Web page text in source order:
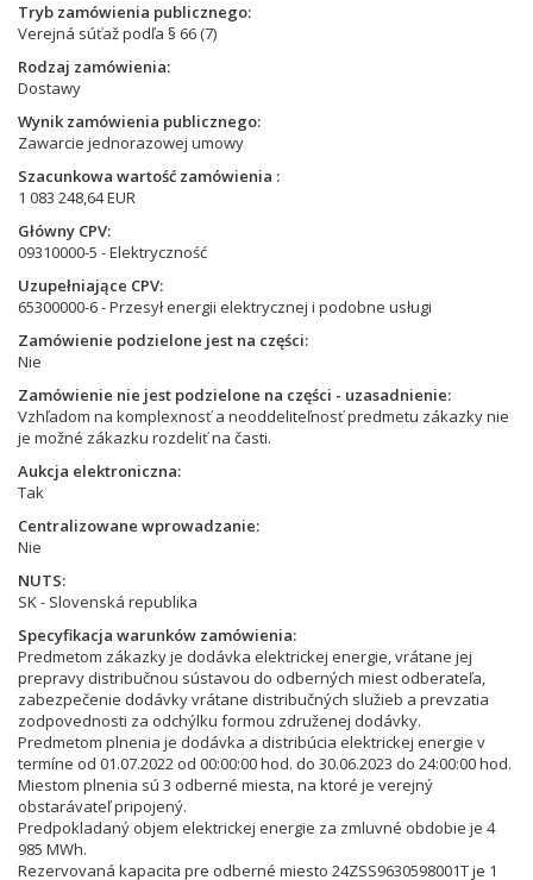
Tryb zamówienia publicznego
Verejná súťaž podľa § 66 (7)
Rodzaj zamówienia
Dostawy
Wynik zamówienia publicznego
Zawarcie jednorazowej umowy
Szacunkowa wartość zamówienia
1 083 248,64 EUR
Główny CPV
09310000-5 - Elektryczność
Uzupełniające CPV
65300000-6 - Przesył energii elektrycznej i podobne usługi
Zamówienie podzielone jest na części
Nie
Zamówienie nie jest podzielone na części - uzasadnienie
Vzhľadom na komplexnosť a neoddeliteľnosť predmetu zákazky nie
je možné zákazku rozdeliť na časti.
Aukcja elektroniczna
Tak
Centralizowane wprowadzanie
Nie
NUTS
SK - Slovenská republika
Specyfikacja warunków zamówienia
Predmetom zákazky je dodávka elektrickej energie, vrátane jej
prepravy distribučnou sústavou do odberných miest odberateľa,
zabezpečenie dodávky vrátane distribučných služieb a prevzatia
zodpovednosti za odchýlku formou združenej dodávky.
Predmetom plnenia je dodávka a distribúcia elektrickej energie v
termíne od 01.07.2022 od 00:00:00 hod. do 30.06.2023 do 24:00:00 hod.
Miestom plnenia sú 3 odberné miesta, na ktoré je verejný
obstarávateľ pripojený.
Predpokladaný objem elektrickej energie za zmluvné obdobie je 4
985 MWh.
Rezervovaná kapacita pre odberné miesto 24ZSS9630598001T je 1